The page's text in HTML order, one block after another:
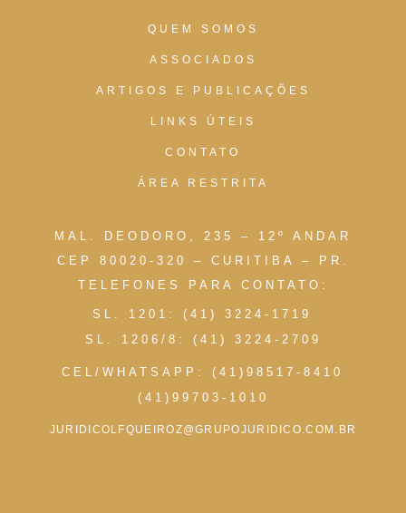
QUEM SOMOS
ASSOCIADOS
ARTIGOS E PUBLICAÇÕES
LINKS ÚTEIS
CONTATO
ÁREA RESTRITA
MAL. DEODORO, 235 – 12º ANDAR
CEP 80020-320 – CURITIBA – PR.
TELEFONES PARA CONTATO:
SL. 1201: (41) 3224-1719
SL. 1206/8: (41) 3224-2709
CEL/WHATSAPP: (41)98517-8410
(41)99703-1010
JURIDICOLFQUEIROZ@GRUPOJURIDICO.COM.BR